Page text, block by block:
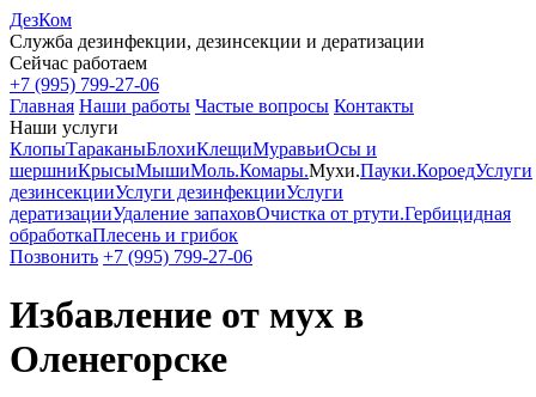
ДезКом
Служба дезинфекции, дезинсекции и дератизации
Сейчас работаем
+7 (995) 799-27-06
Главная Наши работы Частые вопросы Контакты
Наши услуги
КлопыТараканыБлохиКлещиМуравьиОсы и
шершниКрысыМышиМоль.Комары.Мухи.Пауки.КороедУслуги
дезинсекцииУслуги дезинфекцииУслуги
дератизацииУдаление запаховОчистка от ртути.Гербицидная
обработкаПлесень и грибок
Позвонить +7 (995) 799-27-06
Избавление от мух в
Оленегорске